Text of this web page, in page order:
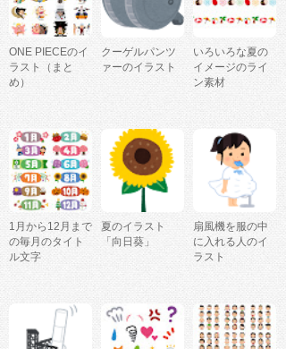
ONE PIECEのイ
ラスト（まと
め）
クーゲルパンツ
ァーのイラスト
いろいろな夏の
イメージのライ
ン素材
1月から12月まで
の毎月のタイト
ル文字
夏のイラスト
「向日葵」
扇風機を服の中
に入れる人のイ
ラスト